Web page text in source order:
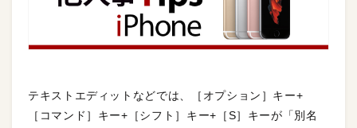
テキストエディットなどでは、［オプション］キー+
［コマンド］キー+［シフト］キー+［S］キーが「別名